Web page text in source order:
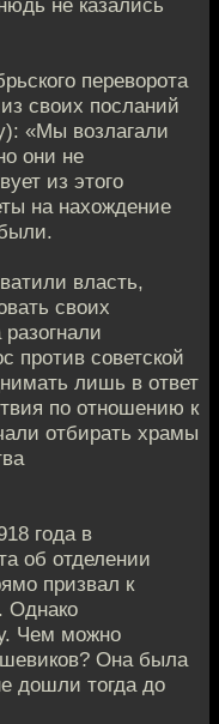
не казались
переворота
своих посланий
«Мы возлагали
они не
из этого
на нахождение
власть,
своих
против советской
лишь в ответ
по отношению к
отбирать храмы
года в
об отделении
призвал к
Однако
Чем можно
Она была
дошли тогда до